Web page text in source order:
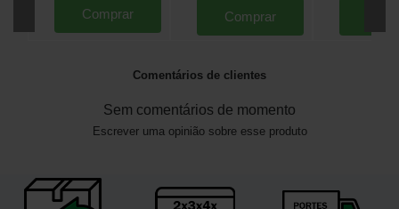
Comprar Comprar
Comentários de clientes
Sem comentários de momento
Escrever uma opinião sobre esse produto